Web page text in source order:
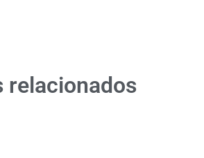
relacionados